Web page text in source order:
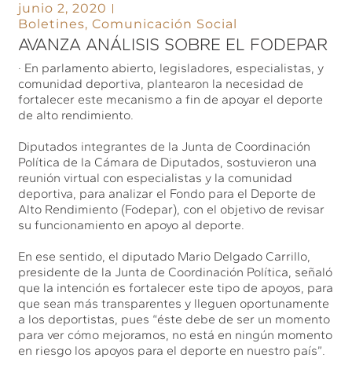
junio 2, 2020
Boletines,Comunicación Social
AVANZA ANÁLISIS SOBRE EL FODEPAR
· En parlamento abierto, legisladores, especialistas, y
comunidad deportiva, plantearon la necesidad de
fortalecer este mecanismo a fin de apoyar el deporte
de alto rendimiento.
Diputados integrantes de la Junta de Coordinación
Política de la Cámara de Diputados, sostuvieron una
reunión virtual con especialistas y la comunidad
deportiva, para analizar el Fondo para el Deporte de
Alto Rendimiento (Fodepar), con el objetivo de revisar
su funcionamiento en apoyo al deporte.
En ese sentido, el diputado Mario Delgado Carrillo,
presidente de la Junta de Coordinación Política, señaló
que la intención es fortalecer este tipo de apoyos, para
que sean más transparentes y lleguen oportunamente
a los deportistas, pues “éste debe de ser un momento
para ver cómo mejoramos, no está en ningún momento
en riesgo los apoyos para el deporte en nuestro país”.